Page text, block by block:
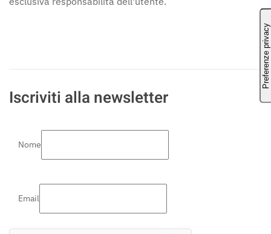
Iscriviti alla newsletter
Nome
Email